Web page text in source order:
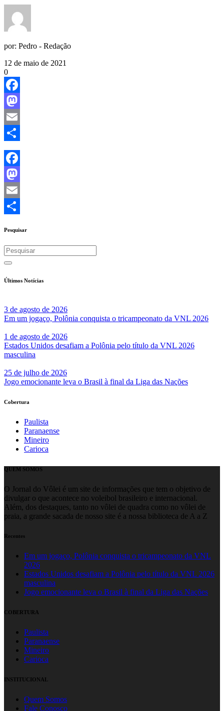
por: Pedro - Redação
12 de maio de 2021
0
Facebook
Mastodon
Email
Share
Facebook
Mastodon
Email
Pesquisar
Últimos Notícias
3 de agosto de 2026
Em um jogaço, Polônia conquista o tricampeonato da VNL 2026
1 de agosto de 2026
Estados Unidos desafiam a Polônia pelo título da VNL 2026
masculina
25 de julho de 2026
Jogo emocionante leva o Brasil à final da Liga das Nações
Cobertura
Paulista
Paranaense
Mineiro
Carioca
QUEM SOMOS
O Jornal do Vôlei é um site de informações que tem o objetivo de
divulgar o que acontece no voleibol brasileiro e internacional.
Além, dos destaques, tanto no vôlei de quadra como no vôlei de
praia, a grande sacada de nosso site é a nossa biblioteca de A a Z
Recentes
Em um jogaço, Polônia conquista o tricampeonato da VNL
2026
Estados Unidos desafiam a Polônia pelo título da VNL 2026
masculina
Jogo emocionante leva o Brasil à final da Liga das Nações
COBERTURA
Paulista
Paranaense
Mineiro
Carioca
INSTITUCIONAL
Quem Somos
Fale Conosco